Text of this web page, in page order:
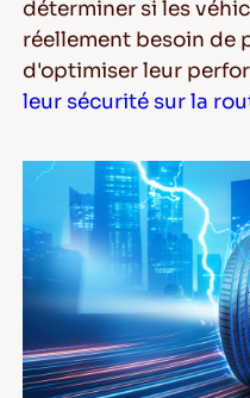
FR
Conseils pour
LIRE LA SUITE
déterminer si les
réellement besoin de
d'optimiser leur
leur sécurité sur la